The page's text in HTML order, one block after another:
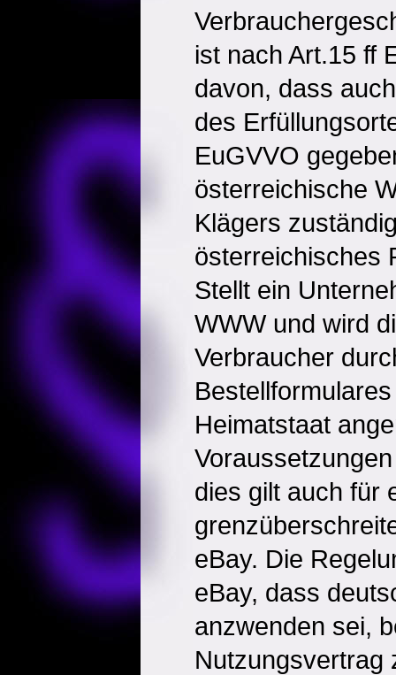
ist nach Art.15 ff
davon, dass
des
EuGVVO
österreichische
Klägers
österreichisches
Stellt ein
WWW und wird
Verbraucher
Heimatstaat
dies gilt auch für
eBay. Die
eBay, dass
anzwenden sei,
Nutzungsvertrag